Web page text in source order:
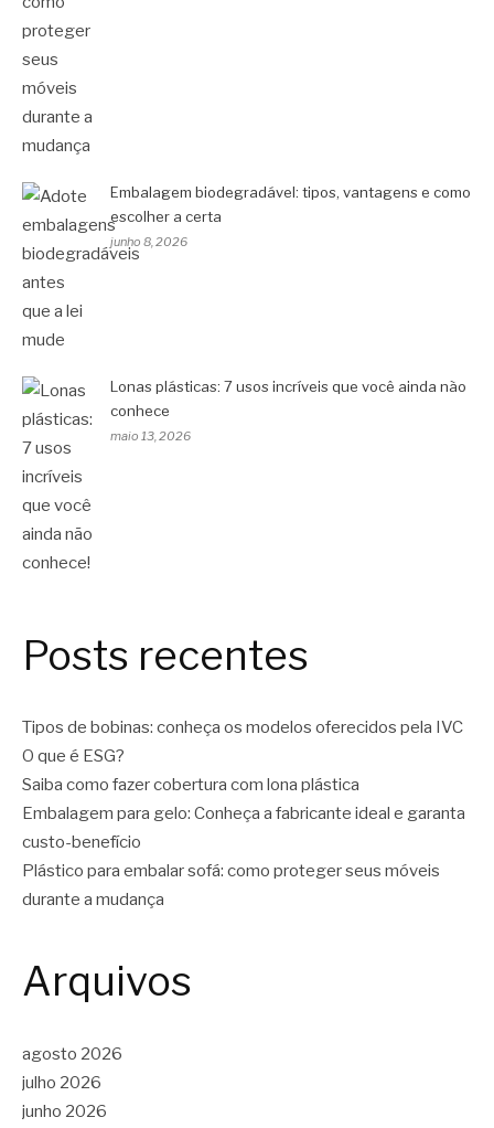
Embalagem biodegradável: tipos, vantagens e como
escolher a certa
junho 8, 2026
Lonas plásticas: 7 usos incríveis que você ainda não
conhece
maio 13, 2026
Posts recentes
Tipos de bobinas: conheça os modelos oferecidos pela IVC
O que é ESG?
Saiba como fazer cobertura com lona plástica
Embalagem para gelo: Conheça a fabricante ideal e garanta
custo-benefício
Plástico para embalar sofá: como proteger seus móveis
durante a mudança
Arquivos
agosto 2026
julho 2026
junho 2026